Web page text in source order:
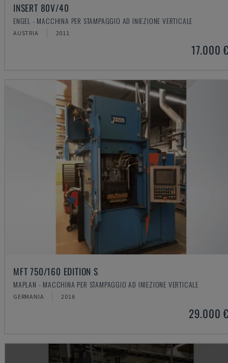
INSERT 80V/40
ENGEL - MACCHINA PER STAMPAGGIO AD INIEZIONE VERTICALE
AUSTRIA 2011
17.000
MFT 750/160 EDITION S
MAPLAN - MACCHINA PER STAMPAGGIO AD INIEZIONE VERTICALE
GERMANIA 2016
29.000